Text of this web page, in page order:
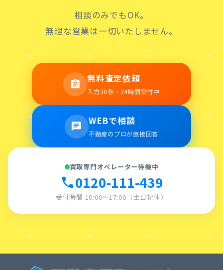
相談のみでもOK。
無理な営業は一切いたしません。
assignment 無料査定依頼
入力30秒・24時間受付中
chat WEBで相談
不動産のプロが直接回答
買取専門オペレーター待機中
call0120-111-439
受付時間 10:00〜17:00（土日祝休）